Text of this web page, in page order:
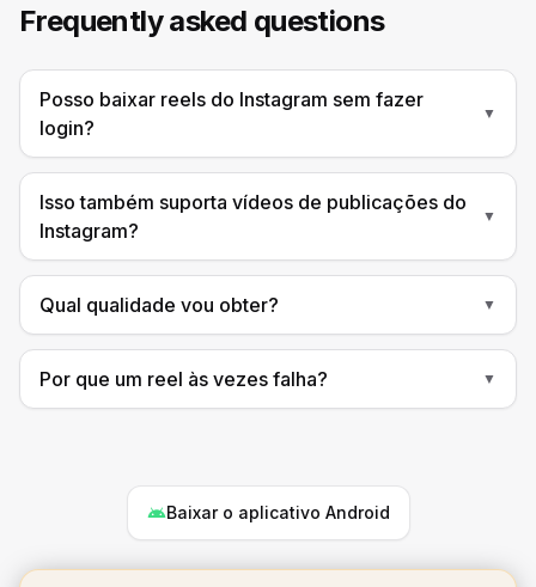
Frequently asked questions
Posso baixar reels do Instagram sem fazer
login?
▼
Isso também suporta vídeos de publicações do
Instagram?
▼
Qual qualidade vou obter? ▼
Por que um reel às vezes falha? ▼
Baixar o aplicativo Android